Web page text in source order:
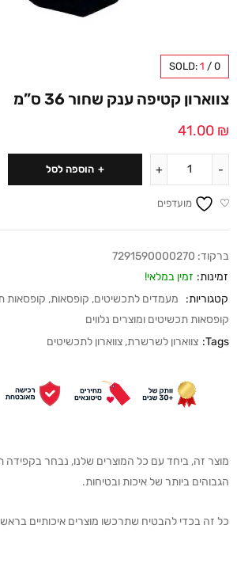
SOLD: 1 / 0
צווארון קטיפה ענק שחור 36 ס”מ
41.00 ₪
הוספה לסל
מועדפים
ברקוד: 7291590000270
זמינות: זמין במלאי!
קטגוריות:
מעמדים לתכשיטים, קופסאות, קופסאות
קופסאות תכשיטים ומוצרים נלווים
Tags: צווארון לשרשרת, צווארון לתכשיטים
מוצר זה, ביחד עם כל המוצרים שלנו, נבחר
הגבוהים ביותר של איכות ובטיחות.
כל זה בכדי להבטיח שתרכשו מוצרים איכותיים